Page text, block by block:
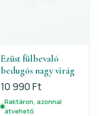
Ezüst fülbevaló
bedugós nagy virág
10 990 Ft
Raktáron, azonnal
átvehető